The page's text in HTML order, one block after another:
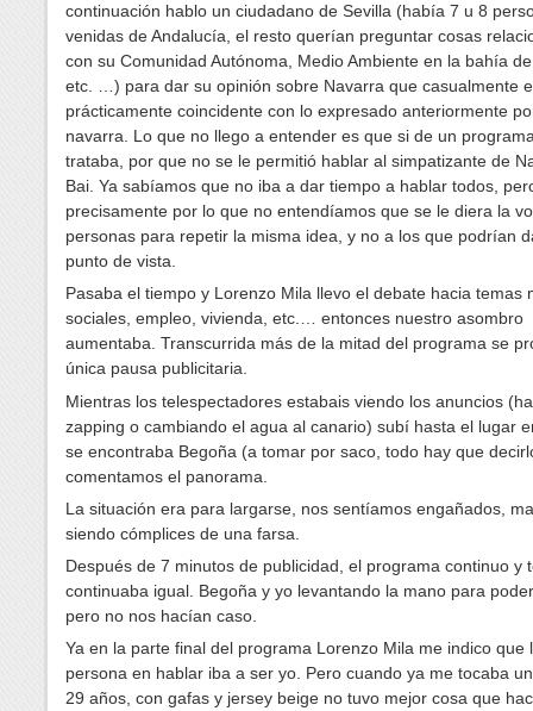
continuación hablo un ciudadano de Sevilla (había 7 u 8
venidas de Andalucía, el resto querían preguntar cosas
con su Comunidad Autónoma, Medio Ambiente en la bahía
etc. …) para dar su opinión sobre Navarra que casualmente
prácticamente coincidente con lo expresado anteriormente
navarra. Lo que no llego a entender es que si de un
trataba, por que no se le permitió hablar al simpatizante de
Bai. Ya sabíamos que no iba a dar tiempo a hablar todos,
precisamente por lo que no entendíamos que se le diera la
personas para repetir la misma idea, y no a los que podrían
punto de vista.
Pasaba el tiempo y Lorenzo Mila llevo el debate hacia temas
sociales, empleo, vivienda, etc.… entonces nuestro asombro
aumentaba. Transcurrida más de la mitad del programa se
única pausa publicitaria.
Mientras los telespectadores estabais viendo los anuncios
zapping o cambiando el agua al canario) subí hasta el lugar
se encontraba Begoña (a tomar por saco, todo hay que
comentamos el panorama.
La situación era para largarse, nos sentíamos engañados,
siendo cómplices de una farsa.
Después de 7 minutos de publicidad, el programa continuo y
continuaba igual. Begoña y yo levantando la mano para
pero no nos hacían caso.
Ya en la parte final del programa Lorenzo Mila me indico que
persona en hablar iba a ser yo. Pero cuando ya me tocaba
29 años, con gafas y jersey beige no tuvo mejor cosa que